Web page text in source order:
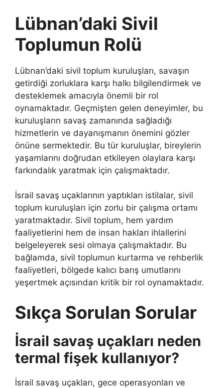
Lübnan’daki Sivil
Toplumun Rolü
Lübnan’daki sivil toplum kuruluşları, savaşın
getirdiği zorluklara karşı halkı bilgilendirmek ve
desteklemek amacıyla önemli bir rol
oynamaktadır. Geçmişten gelen deneyimler, bu
kuruluşların savaş zamanında sağladığı
hizmetlerin ve dayanışmanın önemini gözler
önüne sermektedir. Bu tür kuruluşlar, bireylerin
yaşamlarını doğrudan etkileyen olaylara karşı
farkındalık yaratmak için çalışmaktadır.
İsrail savaş uçaklarının yaptıkları istilalar, sivil
toplum kuruluşları için zorlu bir çalışma ortamı
yaratmaktadır. Sivil toplum, hem yardım
faaliyetlerini hem de insan hakları ihlallerini
belgeleyerek sesi olmaya çalışmaktadır. Bu
bağlamda, sivil toplumun kurtarma ve rehberlik
faaliyetleri, bölgede kalıcı barış umutlarını
yeşertmek açısından kritik bir rol oynamaktadır.
Sıkça Sorulan Sorular
İsrail savaş uçakları neden
termal fişek kullanıyor?
İsrail savaş uçakları, gece operasyonları ve